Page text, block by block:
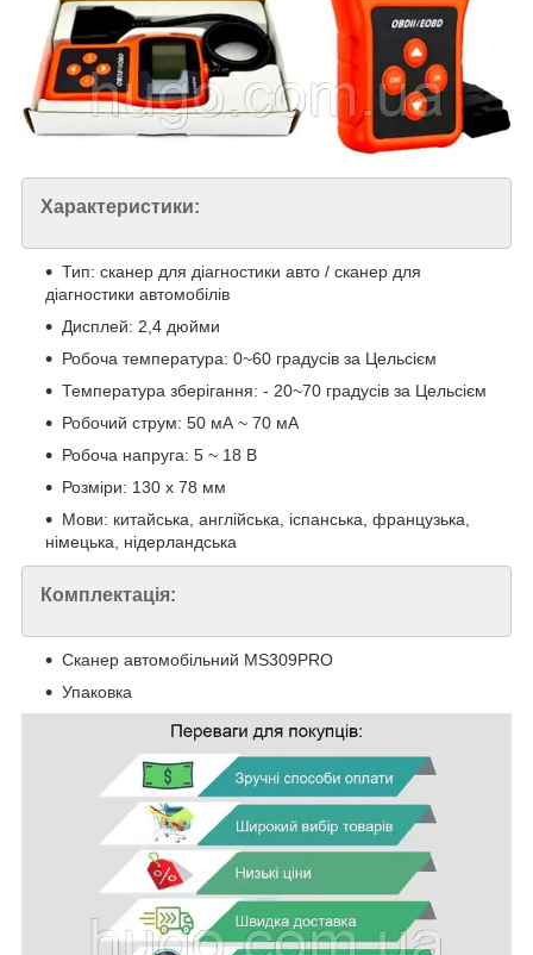
Характеристики:
Тип: сканер для діагностики авто / сканер для
діагностики автомобілів
Дисплей: 2,4 дюйми
Робоча температура: 0~60 градусів за Цельсієм
Температура зберігання: - 20~70 градусів за Цельсієм
Робочий струм: 50 мА ~ 70 мА
Робоча напруга: 5 ~ 18 В
Розміри: 130 х 78 мм
Мови: китайська, англійська, іспанська, французька,
німецька, нідерландська
Комплектація:
Сканер автомобільний MS309PRO
Упаковка